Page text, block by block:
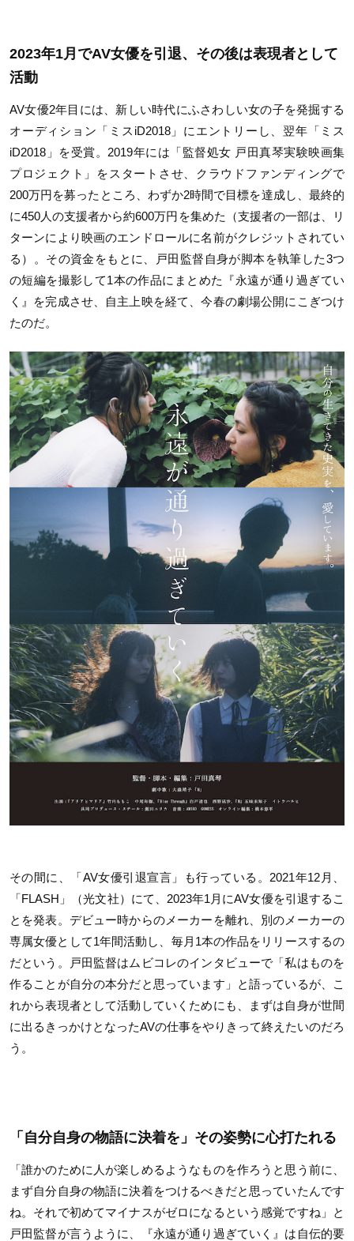
2023年1月でAV女優を引退、その後は表現者として
活動
AV女優2年目には、新しい時代にふさわしい女の子を発掘する
オーディション「ミスiD2018」にエントリーし、翌年「ミス
iD2018」を受賞。2019年には「監督処女 戸田真琴実験映画集
プロジェクト」をスタートさせ、クラウドファンディングで
200万円を募ったところ、わずか2時間で目標を達成し、最終的
に450人の支援者から約600万円を集めた（支援者の一部は、リ
ターンにより映画のエンドロールに名前がクレジットされてい
る）。その資金をもとに、戸田監督自身が脚本を執筆した3つ
の短編を撮影して1本の作品にまとめた『永遠が通り過ぎてい
く』を完成させ、自主上映を経て、今春の劇場公開にこぎつけ
たのだ。
その間に、「AV女優引退宣言」も行っている。2021年12月、
「FLASH」（光文社）にて、2023年1月にAV女優を引退するこ
とを発表。デビュー時からのメーカーを離れ、別のメーカーの
専属女優として1年間活動し、毎月1本の作品をリリースするの
だという。戸田監督はムビコレのインタビューで「私はものを
作ることが自分の本分だと思っています」と語っているが、こ
れから表現者として活動していくためにも、まずは自身が世間
に出るきっかけとなったAVの仕事をやりきって終えたいのだろ
う。
「自分自身の物語に決着を」その姿勢に心打たれる
「誰かのために人が楽しめるようなものを作ろうと思う前に、
まず自分自身の物語に決着をつけるべきだと思っていたんです
ね。それで初めてマイナスがゼロになるという感覚ですね」と
戸田監督が言うように、『永遠が通り過ぎていく』は自伝的要